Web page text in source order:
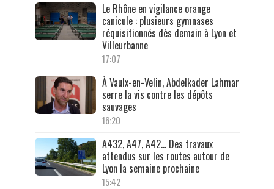
Le Rhône en vigilance orange
canicule : plusieurs gymnases
réquisitionnés dès demain à Lyon et
Villeurbanne
17:07
À Vaulx-en-Velin, Abdelkader Lahmar
serre la vis contre les dépôts
sauvages
16:20
A432, A47, A42… Des travaux
attendus sur les routes autour de
Lyon la semaine prochaine
15:42